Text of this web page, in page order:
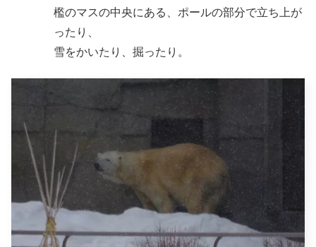
檻のマスの中央にある、ポールの部分で立ち上が
ったり、
雪をかいたり、掘ったり。